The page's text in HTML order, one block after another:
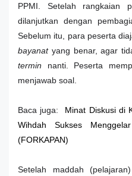
PPMI. Setelah rangkaian
dilanjutkan dengan
Sebelum itu, para peserta
bayanatyang benar, agar
termin nanti. Peserta
menjawab soal.
Baca juga:
Minat Diskusi di
Wihdah Sukses
(FORKAPAN)
Setelah maddah